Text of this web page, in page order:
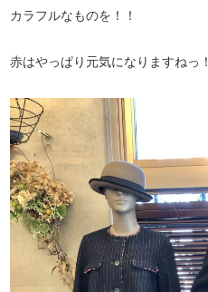
カラフルなものを！！
赤はやっぱり元気になりますねっ！